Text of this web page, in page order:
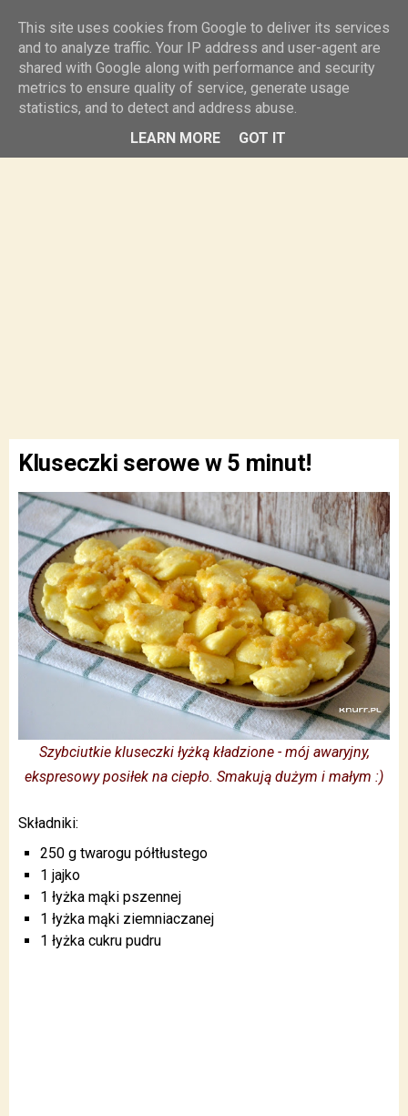
knurr.pl
MENU
Kluseczki serowe w 5 minut!
Szybciutkie kluseczki łyżką kładzione - mój awaryjny,
ekspresowy posiłek na ciepło. Smakują dużym i małym :)
Składniki:
250 g twarogu półtłustego
1 jajko
1 łyżka mąki pszennej
1 łyżka mąki ziemniaczanej
1 łyżka cukru pudru
This site uses cookies from Google to deliver its services
and to analyze traffic. Your IP address and user-agent are
shared with Google along with performance and security
metrics to ensure quality of service, generate usage
statistics, and to detect and address abuse.
LEARN MORE
GOT IT